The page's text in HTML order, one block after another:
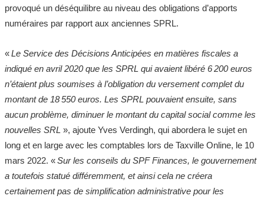
provoqué un déséquilibre au niveau des obligations d’apports
numéraires par rapport aux anciennes SPRL.
«Le Service des Décisions Anticipées en matières fiscales a
indiqué en avril 2020 que les SPRL qui avaient libéré 6 200 euros
n’étaient plus soumises à l’obligation du versement complet du
montant de 18 550 euros. Les SPRL pouvaient ensuite, sans
aucun problème, diminuer le montant du capital social comme les
nouvelles SRL », ajoute Yves Verdingh, qui abordera le sujet en
long et en large avec les comptables lors de Taxville Online, le 10
mars 2022. «Sur les conseils du SPF Finances, le gouvernement
a toutefois statué différemment, et ainsi cela ne créera
certainement pas de simplification administrative pour les